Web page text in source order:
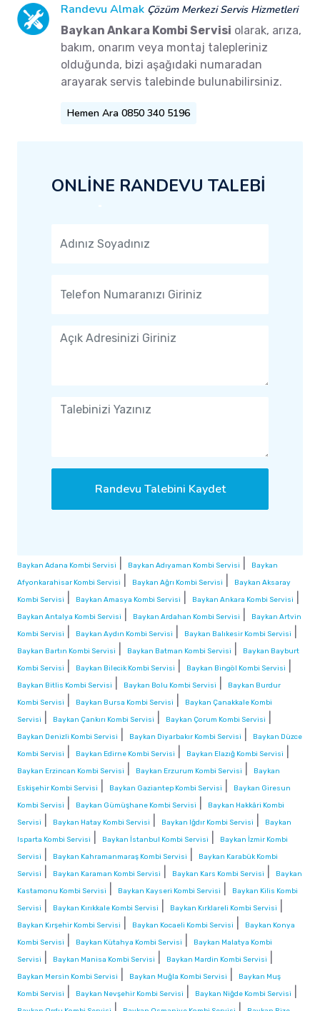
Randevu Almak Çözüm Merkezi Servis Hizmetleri
Baykan Ankara Kombi Servisi olarak, arıza,
bakım, onarım veya montaj talepleriniz
olduğunda, bizi aşağıdaki numaradan
arayarak servis talebinde bulunabilirsiniz.
Hemen Ara 0850 340 5196
ONLİNE RANDEVU TALEBİ
Randevu Talebini Kaydet
Baykan Adana Kombi Servisi Baykan Adıyaman Kombi Servisi
Baykan
Afyonkarahisar Kombi Servisi
Baykan Ağrı Kombi Servisi
Baykan Aksaray
Kombi Servisi
Baykan Amasya Kombi Servisi Baykan Ankara Kombi Servisi
Baykan Antalya Kombi Servisi Baykan Ardahan Kombi Servisi
Baykan Artvin
Kombi Servisi
Baykan Aydın Kombi Servisi Baykan Balıkesir Kombi Servisi
Baykan Bartın Kombi Servisi Baykan Batman Kombi Servisi
Baykan Bayburt
Kombi Servisi
Baykan Bilecik Kombi Servisi Baykan Bingöl Kombi Servisi
Baykan Bitlis Kombi Servisi Baykan Bolu Kombi Servisi
Baykan Burdur
Kombi Servisi
Baykan Bursa Kombi Servisi
Baykan Çanakkale Kombi
Servisi
Baykan Çankırı Kombi Servisi Baykan Çorum Kombi Servisi
Baykan Denizli Kombi Servisi Baykan Diyarbakır Kombi Servisi
Baykan Düzce
Kombi Servisi
Baykan Edirne Kombi Servisi Baykan Elazığ Kombi Servisi
Baykan Erzincan Kombi Servisi Baykan Erzurum Kombi Servisi
Baykan
Eskişehir Kombi Servisi
Baykan Gaziantep Kombi Servisi
Baykan Giresun
Kombi Servisi
Baykan Gümüşhane Kombi Servisi
Baykan Hakkâri Kombi
Servisi
Baykan Hatay Kombi Servisi Baykan Iğdır Kombi Servisi
Baykan
Isparta Kombi Servisi
Baykan İstanbul Kombi Servisi
Baykan İzmir Kombi
Servisi
Baykan Kahramanmaraş Kombi Servisi
Baykan Karabük Kombi
Servisi
Baykan Karaman Kombi Servisi Baykan Kars Kombi Servisi
Baykan
Kastamonu Kombi Servisi
Baykan Kayseri Kombi Servisi
Baykan Kilis Kombi
Servisi
Baykan Kırıkkale Kombi Servisi Baykan Kırklareli Kombi Servisi
Baykan Kırşehir Kombi Servisi Baykan Kocaeli Kombi Servisi
Baykan Konya
Kombi Servisi
Baykan Kütahya Kombi Servisi
Baykan Malatya Kombi
Servisi
Baykan Manisa Kombi Servisi Baykan Mardin Kombi Servisi
Baykan Mersin Kombi Servisi Baykan Muğla Kombi Servisi
Baykan Muş
Kombi Servisi
Baykan Nevşehir Kombi Servisi Baykan Niğde Kombi Servisi